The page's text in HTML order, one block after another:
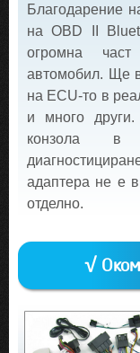
Благодарение
на OBD II
огромна
автомобил. Ще
на ECU-то в
и много
конзола в
адаптера не е
отделно.
√